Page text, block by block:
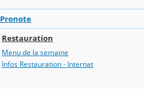
Pronote
Restauration
Menu de la semaine
Infos Restauration - Internat